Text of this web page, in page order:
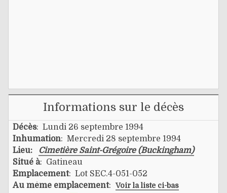
Informations sur le décès
Décès: Lundi 26 septembre 1994
Inhumation: Mercredi 28 septembre 1994
Lieu:
Cimetière Saint-Grégoire (Buckingham)
Situé à: Gatineau
Emplacement: Lot SEC.4-051-052
Au même emplacement: Voir la liste ci-bas